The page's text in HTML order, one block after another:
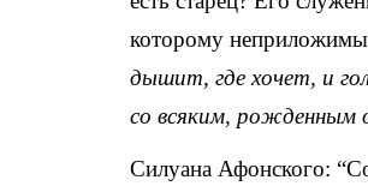
которому неприложимы
дышит, где хочет, и
со всяким, рожденным
Силуана Афонского: